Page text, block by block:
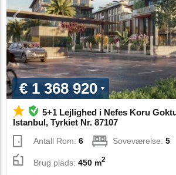
€ 1 368 920
5+1 Lejlighed i Nefes Koru
Istanbul, Tyrkiet Nr. 87107
Antall Rom:6 Soveværelse:5
Brug plads:450 m2